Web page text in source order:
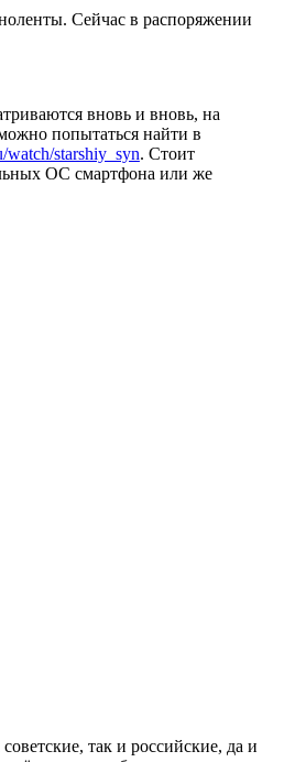
Сейчас в распоряжении
вновь и вновь, на
попытаться найти в
starshiy_syn. Стоит
ОС смартфона или же
так и российские, да и